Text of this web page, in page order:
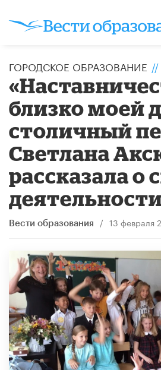
ГОРОДСКОЕ ОБРАЗОВАНИЕ //
близко моей
столичный
Светлана
рассказала о
Вести образования / 13 февраля